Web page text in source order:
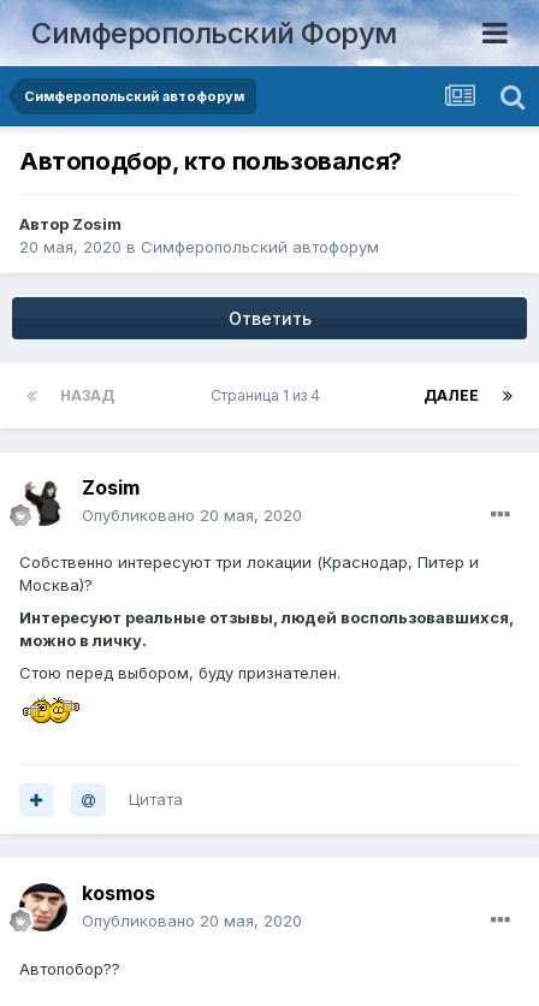
Симферопольский Форум
Симферопольский автофорум
Автоподбор, кто пользовался?
Автор Zosim
20 мая, 2020 в Симферопольский автофорум
Ответить
НАЗАД ДАЛЕЕ
Страница 1 из 4
Zosim
Опубликовано 20 мая, 2020
Собственно интересуют три локации (Краснодар, Питер и
Москва)?
Интересуют реальные отзывы, людей воспользовавшихся,
можно в личку.
Стою перед выбором, буду признателен.
Цитата
kosmos
Опубликовано 20 мая, 2020
Автопобор??